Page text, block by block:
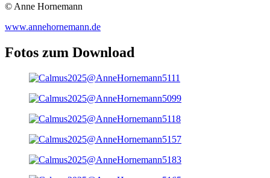
© Anne Hornemann
www.annehornemann.de
Fotos zum Download